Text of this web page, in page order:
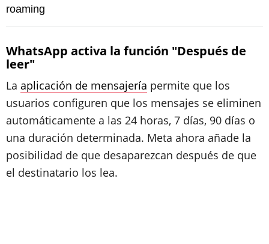
roaming
WhatsApp activa la función "Después de
leer"
La aplicación de mensajería permite que los
usuarios configuren que los mensajes se eliminen
automáticamente a las 24 horas, 7 días, 90 días o
una duración determinada. Meta ahora añade la
posibilidad de que desaparezcan después de que
el destinatario los lea.